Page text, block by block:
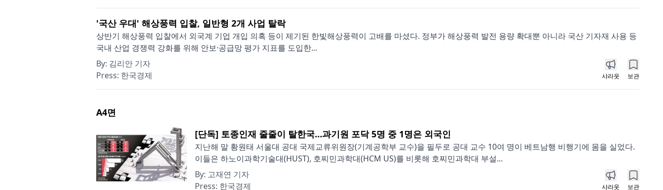
'국산 우대' 해상풍력 입찰, 일반형 2개 사업 탈락
상반기 해상풍력 입찰에서 외국계 기업 개입 의혹 등이 제기된 한빛해상풍력이 고배를 마셨다. 정부가 해상풍력 발전 용량 확대뿐 아니라 국산 기자재 사용 등
국내 산업 경쟁력 강화를 위해 안보·공급망 평가 지표를 도입한...
By: 김리안 기자
Press: 한국경제 샤라웃 보관
A4면
[단독] 토종인재 줄줄이 탈한국…과기원 포닥 5명 중 1명은 외국인
지난해 말 황원태 서울대 공대 국제교류위원장(기계공학부 교수)을 필두로 공대 교수 10여 명이 베트남행 비행기에 몸을 실었다.
이들은 하노이과학기술대(HUST), 호찌민과학대(HCM US)를 비롯해 호찌민과학대 부설...
By: 고재연 기자
Press: 한국경제 샤라웃 보관